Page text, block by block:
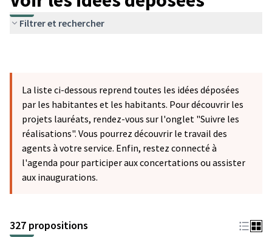
Filtrer et rechercher
La liste ci-dessous reprend toutes les idées déposées
par les habitantes et les habitants. Pour découvrir les
projets lauréats, rendez-vous sur l'onglet "Suivre les
réalisations". Vous pourrez découvrir le travail des
agents à votre service. Enfin, restez connecté à
l'agenda pour participer aux concertations ou assister
aux inaugurations.
327 propositions